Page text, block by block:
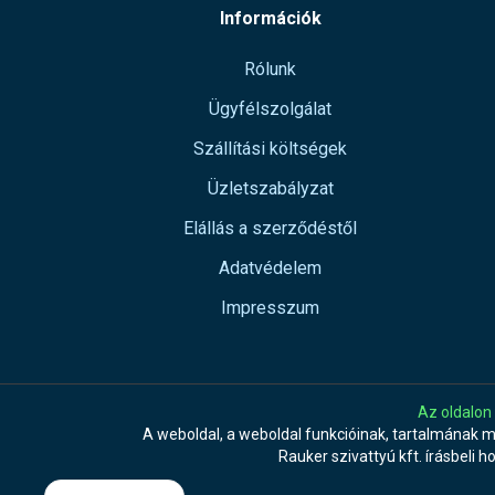
Információk
Rólunk
Ügyfélszolgálat
Szállítási költségek
Üzletszabályzat
Elállás a szerződéstől
Adatvédelem
Impresszum
Az
A weboldal, a weboldal funkcióinak, tartalmának
Rauker szivattyú kft. írásbeli